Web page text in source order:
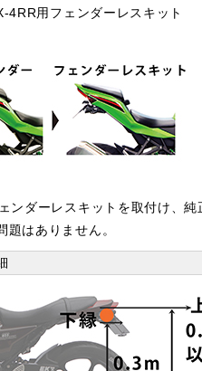
4RR用フェンダーレスキット
ダーレスキットを取付け、
題はありません。